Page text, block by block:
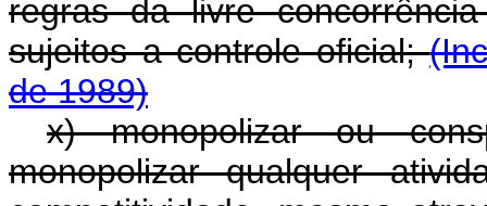
regras da livre
sujeitos a controle oficial;
de 1989)
x) monopolizar ou
monopolizar qualquer